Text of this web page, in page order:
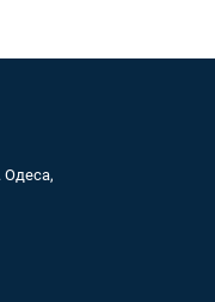
Одеса,